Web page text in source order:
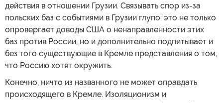
действия в отношении Грузии. Связывать спор из-за
польских баз с событиями в Грузии глупо: это не только
опровергает доводы США о ненаправленности этих
баз против России, но и дополнительно подпитывает и
без того существующие в Кремле представления о том,
что Россию хотят окружить.
Конечно, ничто из названного не может оправдать
происходящего в Кремле. Изоляционизм и